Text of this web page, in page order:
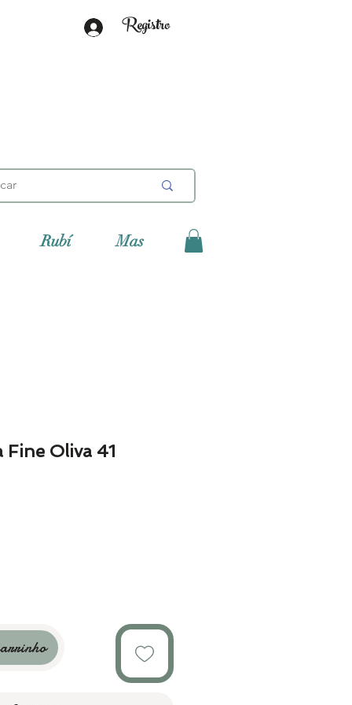
Registro
Rubí Mas
Oliva 41